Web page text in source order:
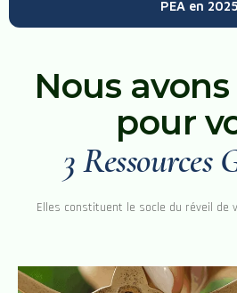
PEA en 2025
Nous
pour
3 Ressources
Elles constituent le socle du réveil de